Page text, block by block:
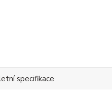
specifikace